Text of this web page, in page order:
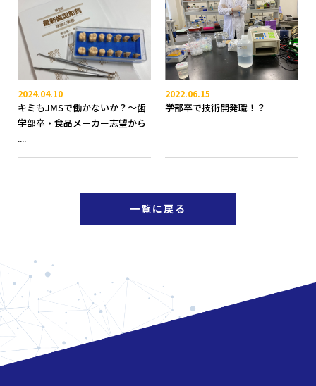
2024.04.10
キミもJMSで働かないか？〜歯
学部卒・食品メーカー志望から
....
2022.06.15
学部卒で技術開発職！？
一覧に戻る